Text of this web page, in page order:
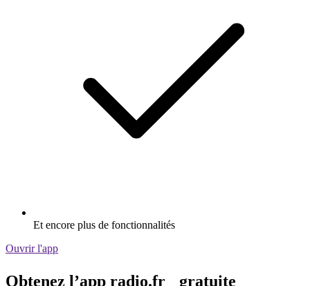
Et encore plus de fonctionnalités
Ouvrir l'app
Obtenez l’app radio.fr gratuite